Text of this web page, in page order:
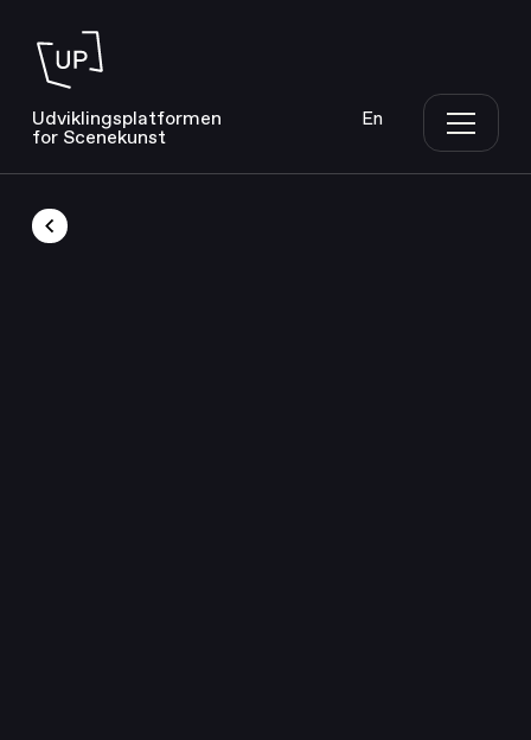
Udviklingsplatformen
for Scenekunst
En